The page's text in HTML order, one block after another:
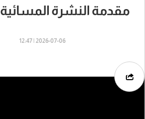
مقدمة النشرة المسائية 06-07-2026
2026-07-06 | 12:47